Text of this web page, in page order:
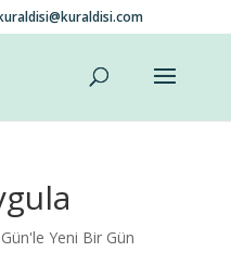
Yeni Bir Gün